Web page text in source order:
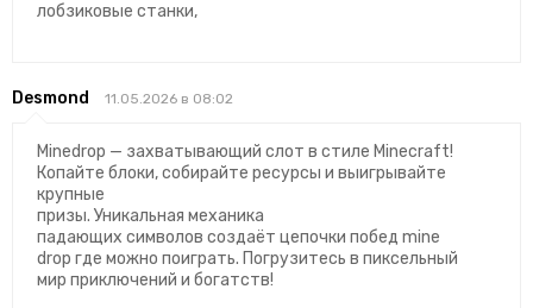
лобзиковые станки,
Desmond 11.05.2026 в 08:02
Minedrop — захватывающий слот в стиле Minecraft!
Копайте блоки, собирайте ресурсы и выигрывайте
крупные
призы. Уникальная механика
падающих символов создаёт цепочки побед mine
drop где можно поиграть. Погрузитесь в пиксельный
мир приключений и богатств!